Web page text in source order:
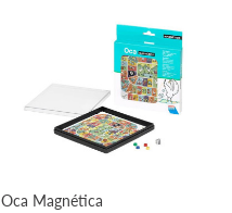
Oca Magnética